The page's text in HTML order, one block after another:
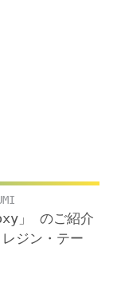
」 のご紹介
ジン・テー